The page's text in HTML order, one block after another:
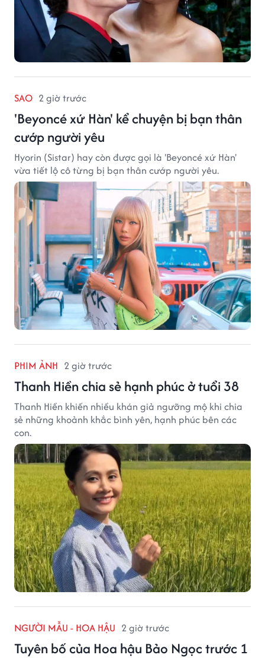
SAO 2 giờ trước
'Beyoncé xứ Hàn' kể chuyện bị bạn thân
cướp người yêu
Hyorin (Sistar) hay còn được gọi là 'Beyoncé xứ Hàn'
vừa tiết lộ cô từng bị bạn thân cướp người yêu.
PHIM ẢNH 2 giờ trước
Thanh Hiền chia sẻ hạnh phúc ở tuổi 38
Thanh Hiền khiến nhiều khán giả ngưỡng mộ khi chia
sẻ những khoảnh khắc bình yên, hạnh phúc bên các
con.
NGƯỜI MẪU - HOA HẬU 2 giờ trước
Tuyên bố của Hoa hậu Bảo Ngọc trước 1